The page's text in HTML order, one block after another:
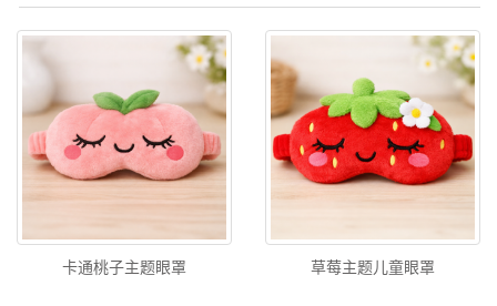
卡通桃子主题眼罩 草莓主题儿童眼罩